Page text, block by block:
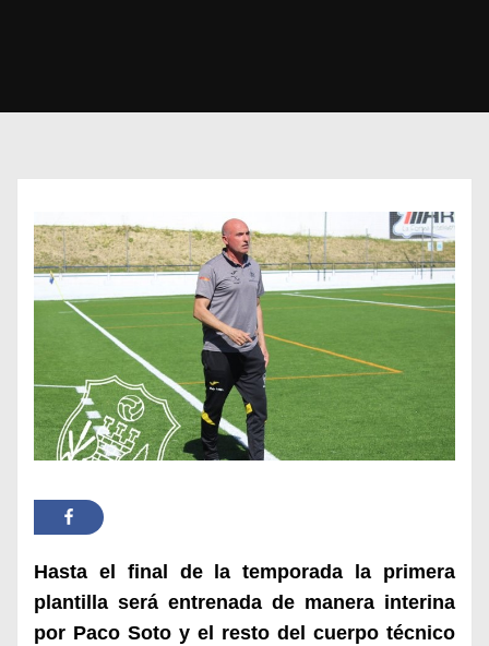
Hasta el final de la temporada la primera
plantilla será entrenada de manera interina
por Paco Soto y el resto del cuerpo técnico